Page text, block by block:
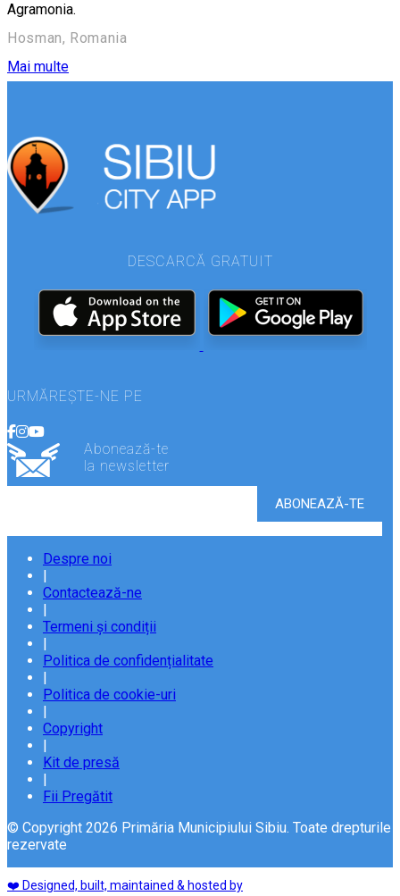
Agramonia.
Hosman, Romania
Mai multe
DESCARCĂ GRATUIT
URMĂREȘTE-NE PE
Abonează-te
la newsletter
Despre noi
|
Contactează-ne
|
Termeni și condiții
|
Politica de confidențialitate
|
Politica de cookie-uri
|
Copyright
|
Kit de presă
|
Fii Pregătit
© Copyright 2026 Primăria Municipiului Sibiu. Toate drepturile
rezervate
❤️ Designed, built, maintained & hosted by